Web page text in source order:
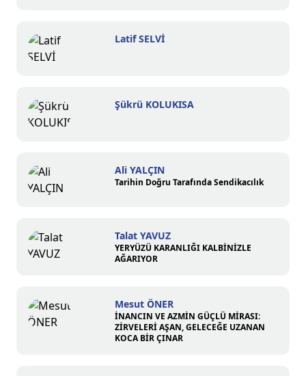
Latif SELVİ
Şükrü KOLUKISA
Ali YALÇIN
Tarihin Doğru Tarafında Sendikacılık
Talat YAVUZ
YERYÜZÜ KARANLIĞI KALBİNİZLE
AĞARIYOR
Mesut ÖNER
İNANCIN VE AZMİN GÜÇLÜ MİRASI:
ZİRVELERİ AŞAN, GELECEĞE UZANAN
KOCA BİR ÇINAR